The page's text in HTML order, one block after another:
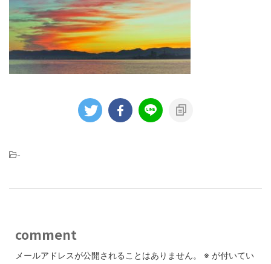
-
comment
メールアドレスが公開されることはありません。 ※ が付いてい